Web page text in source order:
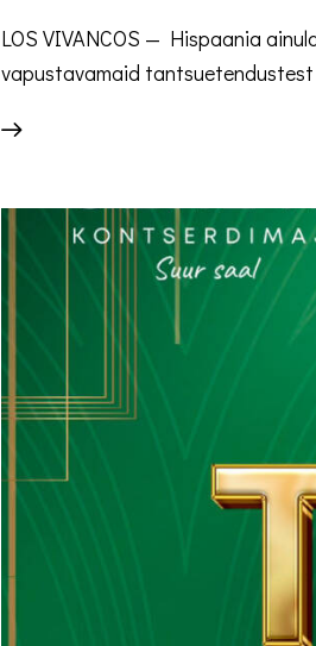
LOS VIVANCOS — Hispaania
vapustavamaid